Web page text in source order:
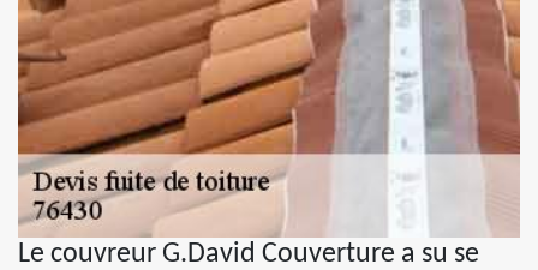
Le couvreur G.David Couverture a su se